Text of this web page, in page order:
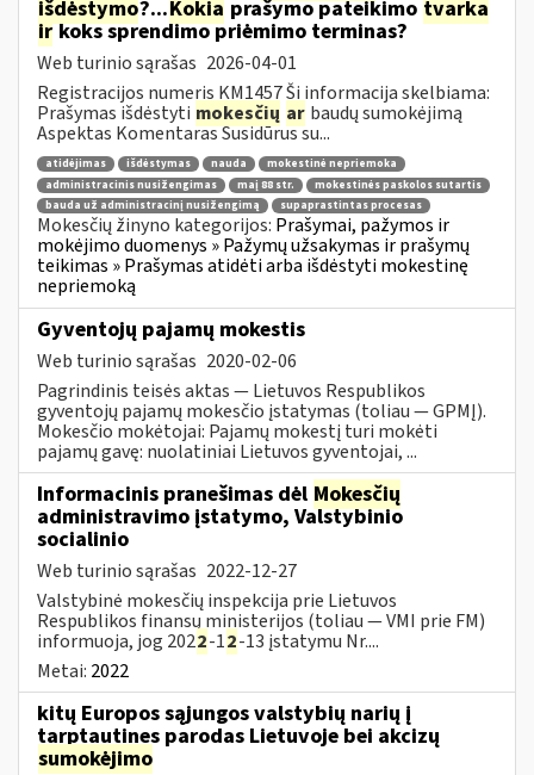
išdėstymo?...Kokia prašymo pateikimo tvarka
irkoks sprendimo priėmimo terminas?
Web turinio sąrašas 2026-04-01
Registracijos numeris KM1457 Ši informacija skelbiama:
Prašymas išdėstyti mokesčių ar baudų sumokėjimą
Aspektas Komentaras Susidūrus su...
atidėjimas išdėstymas nauda
mokestinė nepriemoka
administracinis nusižengimas
maį 88 str.
mokestinės paskolos sutartis
bauda už administracinį nusižengimą
supaprastintas procesas
Mokesčių žinyno kategorijos: Prašymai, pažymos ir
mokėjimo duomenys » Pažymų užsakymas ir prašymų
teikimas » Prašymas atidėti arba išdėstyti mokestinę
nepriemoką
Gyventojų pajamų mokestis
Web turinio sąrašas 2020-02-06
Pagrindinis teisės aktas — Lietuvos Respublikos
gyventojų pajamų mokesčio įstatymas (toliau — GPMĮ).
Mokesčio mokėtojai: Pajamų mokestį turi mokėti
pajamų gavę: nuolatiniai Lietuvos gyventojai, ...
Informacinis pranešimas dėl Mokesčių
administravimo įstatymo, Valstybinio
socialinio
Web turinio sąrašas 2022-12-27
Valstybinė mokesčių inspekcija prie Lietuvos
Respublikos finansų ministerijos (toliau — VMI prie FM)
informuoja, jog 2022-12-13 įstatymu Nr....
Metai: 2022
kitų Europos sąjungos valstybių narių į
tarptautines parodas Lietuvoje bei akcizų
sumokėjimo